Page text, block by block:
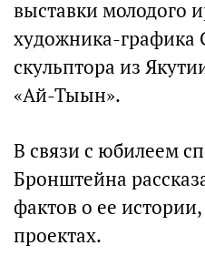
выставки молодого
художника-графика
скульптора из
«Ай-Тыын».
В связи с юбилеем
Бронштейна
фактов о ее
проектах.